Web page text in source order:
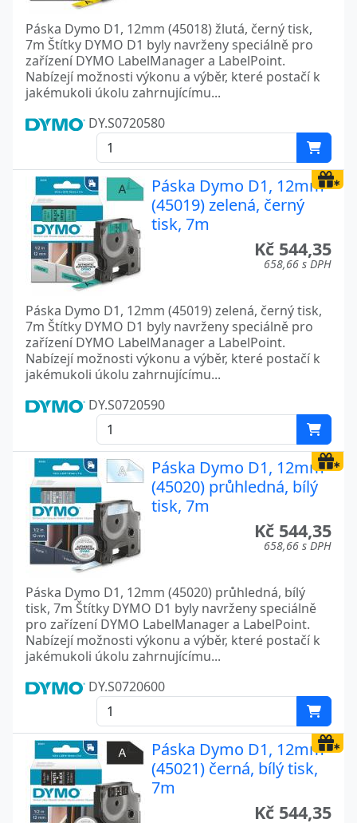
Páska Dymo D1, 12mm (45018) žlutá, černý tisk,
7m Štítky DYMO D1 byly navrženy speciálně pro
zařízení DYMO LabelManager a LabelPoint.
Nabízejí možnosti výkonu a výběr, které postačí k
jakémukoli úkolu zahrnujícímu...
DY.S0720580
Páska Dymo D1, 12mm
(45019) zelená, černý
tisk, 7m
Kč 544,35
658,66 s DPH
Páska Dymo D1, 12mm (45019) zelená, černý tisk,
7m Štítky DYMO D1 byly navrženy speciálně pro
zařízení DYMO LabelManager a LabelPoint.
Nabízejí možnosti výkonu a výběr, které postačí k
jakémukoli úkolu zahrnujícímu...
DY.S0720590
Páska Dymo D1, 12mm
(45020) průhledná, bílý
tisk, 7m
Kč 544,35
658,66 s DPH
Páska Dymo D1, 12mm (45020) průhledná, bílý
tisk, 7m Štítky DYMO D1 byly navrženy speciálně
pro zařízení DYMO LabelManager a LabelPoint.
Nabízejí možnosti výkonu a výběr, které postačí k
jakémukoli úkolu zahrnujícímu...
DY.S0720600
Páska Dymo D1, 12mm
(45021) černá, bílý tisk,
7m
Kč 544,35